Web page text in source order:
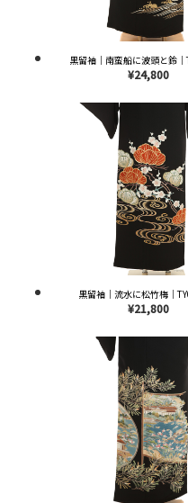
黒留袖｜南蛮船に波頭と鈴
¥24,800
黒留袖｜流水に松竹梅｜
¥21,800